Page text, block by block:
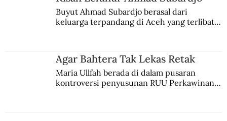
Buyut Ahmad Subardjo berasal dari
keluarga terpandang di Aceh yang terlibat
Agar Bahtera Tak Lekas Retak
Maria Ullfah berada di dalam pusaran
kontroversi penyusunan RUU Perkawinan.